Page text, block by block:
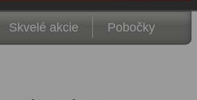
Skvelé akcie Pobočky